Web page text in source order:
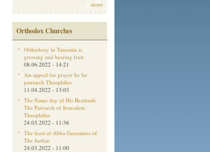
more
Orthodox Churches
Orthodoxy in Tanzania is
growing and bearing fruit
08.06.2022 - 14:21
Aм appeal for prayer by he
patriarch Theophilos
11.04.2022 - 13:03
The Name day of His Beatitude
The Patriarch of Jerusalem
Theophilus
24.03.2022 - 11:36
The feast of Abba Gerasimos of
The Jordan
24.03.2022 - 11:00